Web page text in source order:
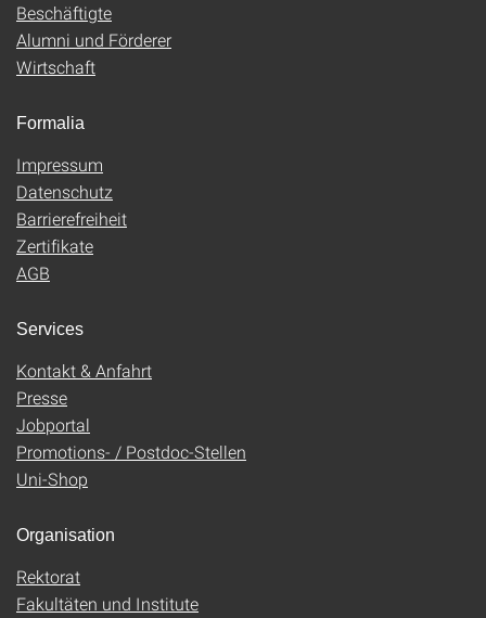
Beschäftigte
Alumni und Förderer
Wirtschaft
Formalia
Impressum
Datenschutz
Barrierefreiheit
Zertifikate
AGB
Services
Kontakt & Anfahrt
Presse
Jobportal
Promotions- / Postdoc-Stellen
Uni-Shop
Organisation
Rektorat
Fakultäten und Institute